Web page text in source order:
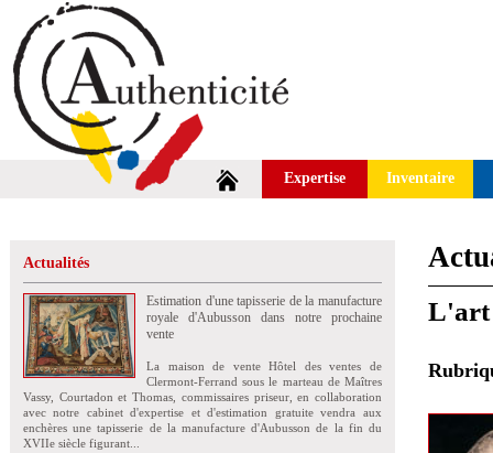
Expertise Inventaire
Actualités
Estimation d'une tapisserie de la manufacture
royale d'Aubusson dans notre prochaine
vente
La maison de vente Hôtel des ventes de
Clermont-Ferrand sous le marteau de Maîtres
Vassy, Courtadon et Thomas, commissaires priseur, en collaboration
avec notre cabinet d'expertise et d'estimation gratuite vendra aux
enchères une tapisserie de la manufacture d'Aubusson de la fin du
XVIIe siècle figurant...
L'art